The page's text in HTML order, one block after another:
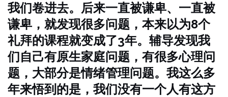
我们卷进去。后来一直被谦卑、一直被
谦卑，就发现很多问题，本来以为8个
礼拜的课程就变成了3年。辅导发现我
们自己有原生家庭问题，有很多心理问
题，大部分是情绪管理问题。我这么多
年来悟到的是，我们没有一个人有这方